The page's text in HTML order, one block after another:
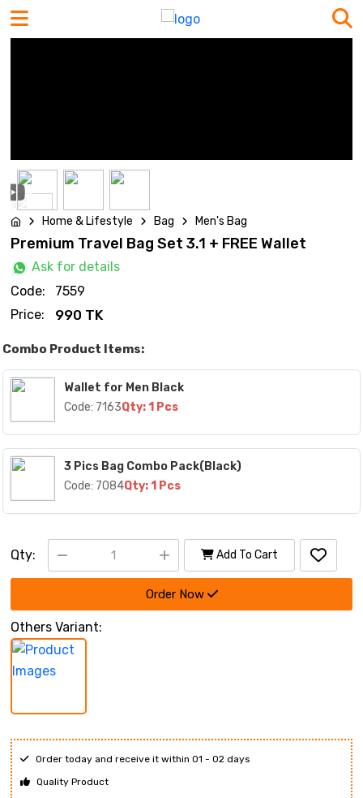
Home & Lifestyle Bag Men's Bag
Premium Travel Bag Set 3.1 + FREE Wallet
Ask for details
Code:
7559
Price:
990 TK
Combo Product Items:
Wallet for Men Black
Code: 7163Qty: 1 Pcs
3 Pics Bag Combo Pack(Black)
Code: 7084Qty: 1 Pcs
Qty: Add To Cart
Order Now
Others Variant:
Order today and receive it within 01 - 02 days
Quality Product